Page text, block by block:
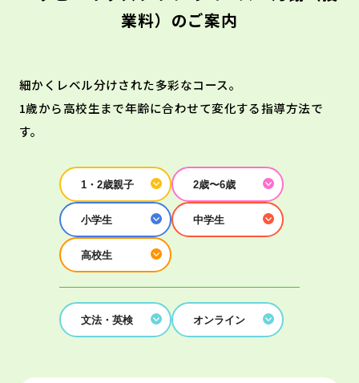
業料）のご案内
細かくレベル分けされた多彩なコース。
1歳から高校生まで年齢に合わせて変化する指導方法で
す。
1・2歳親子 2歳〜6歳
小学生 中学生
高校生
文法・英検 オンライン